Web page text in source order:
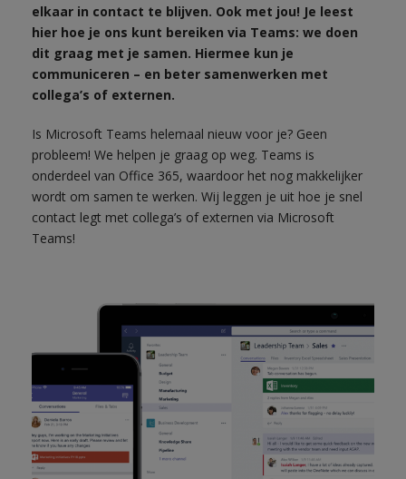
elkaar in contact te blijven. Ook met jou! Je leest
hier hoe je ons kunt bereiken via Teams: we doen
dit graag met je samen. Hiermee kun je
communiceren – en beter samenwerken met
collega’s of externen.
Is Microsoft Teams helemaal nieuw voor je? Geen
probleem! We helpen je graag op weg. Teams is
onderdeel van Office 365, waardoor het nog makkelijker
wordt om samen te werken. Wij leggen je uit hoe je snel
contact legt met collega’s of externen via Microsoft
Teams!